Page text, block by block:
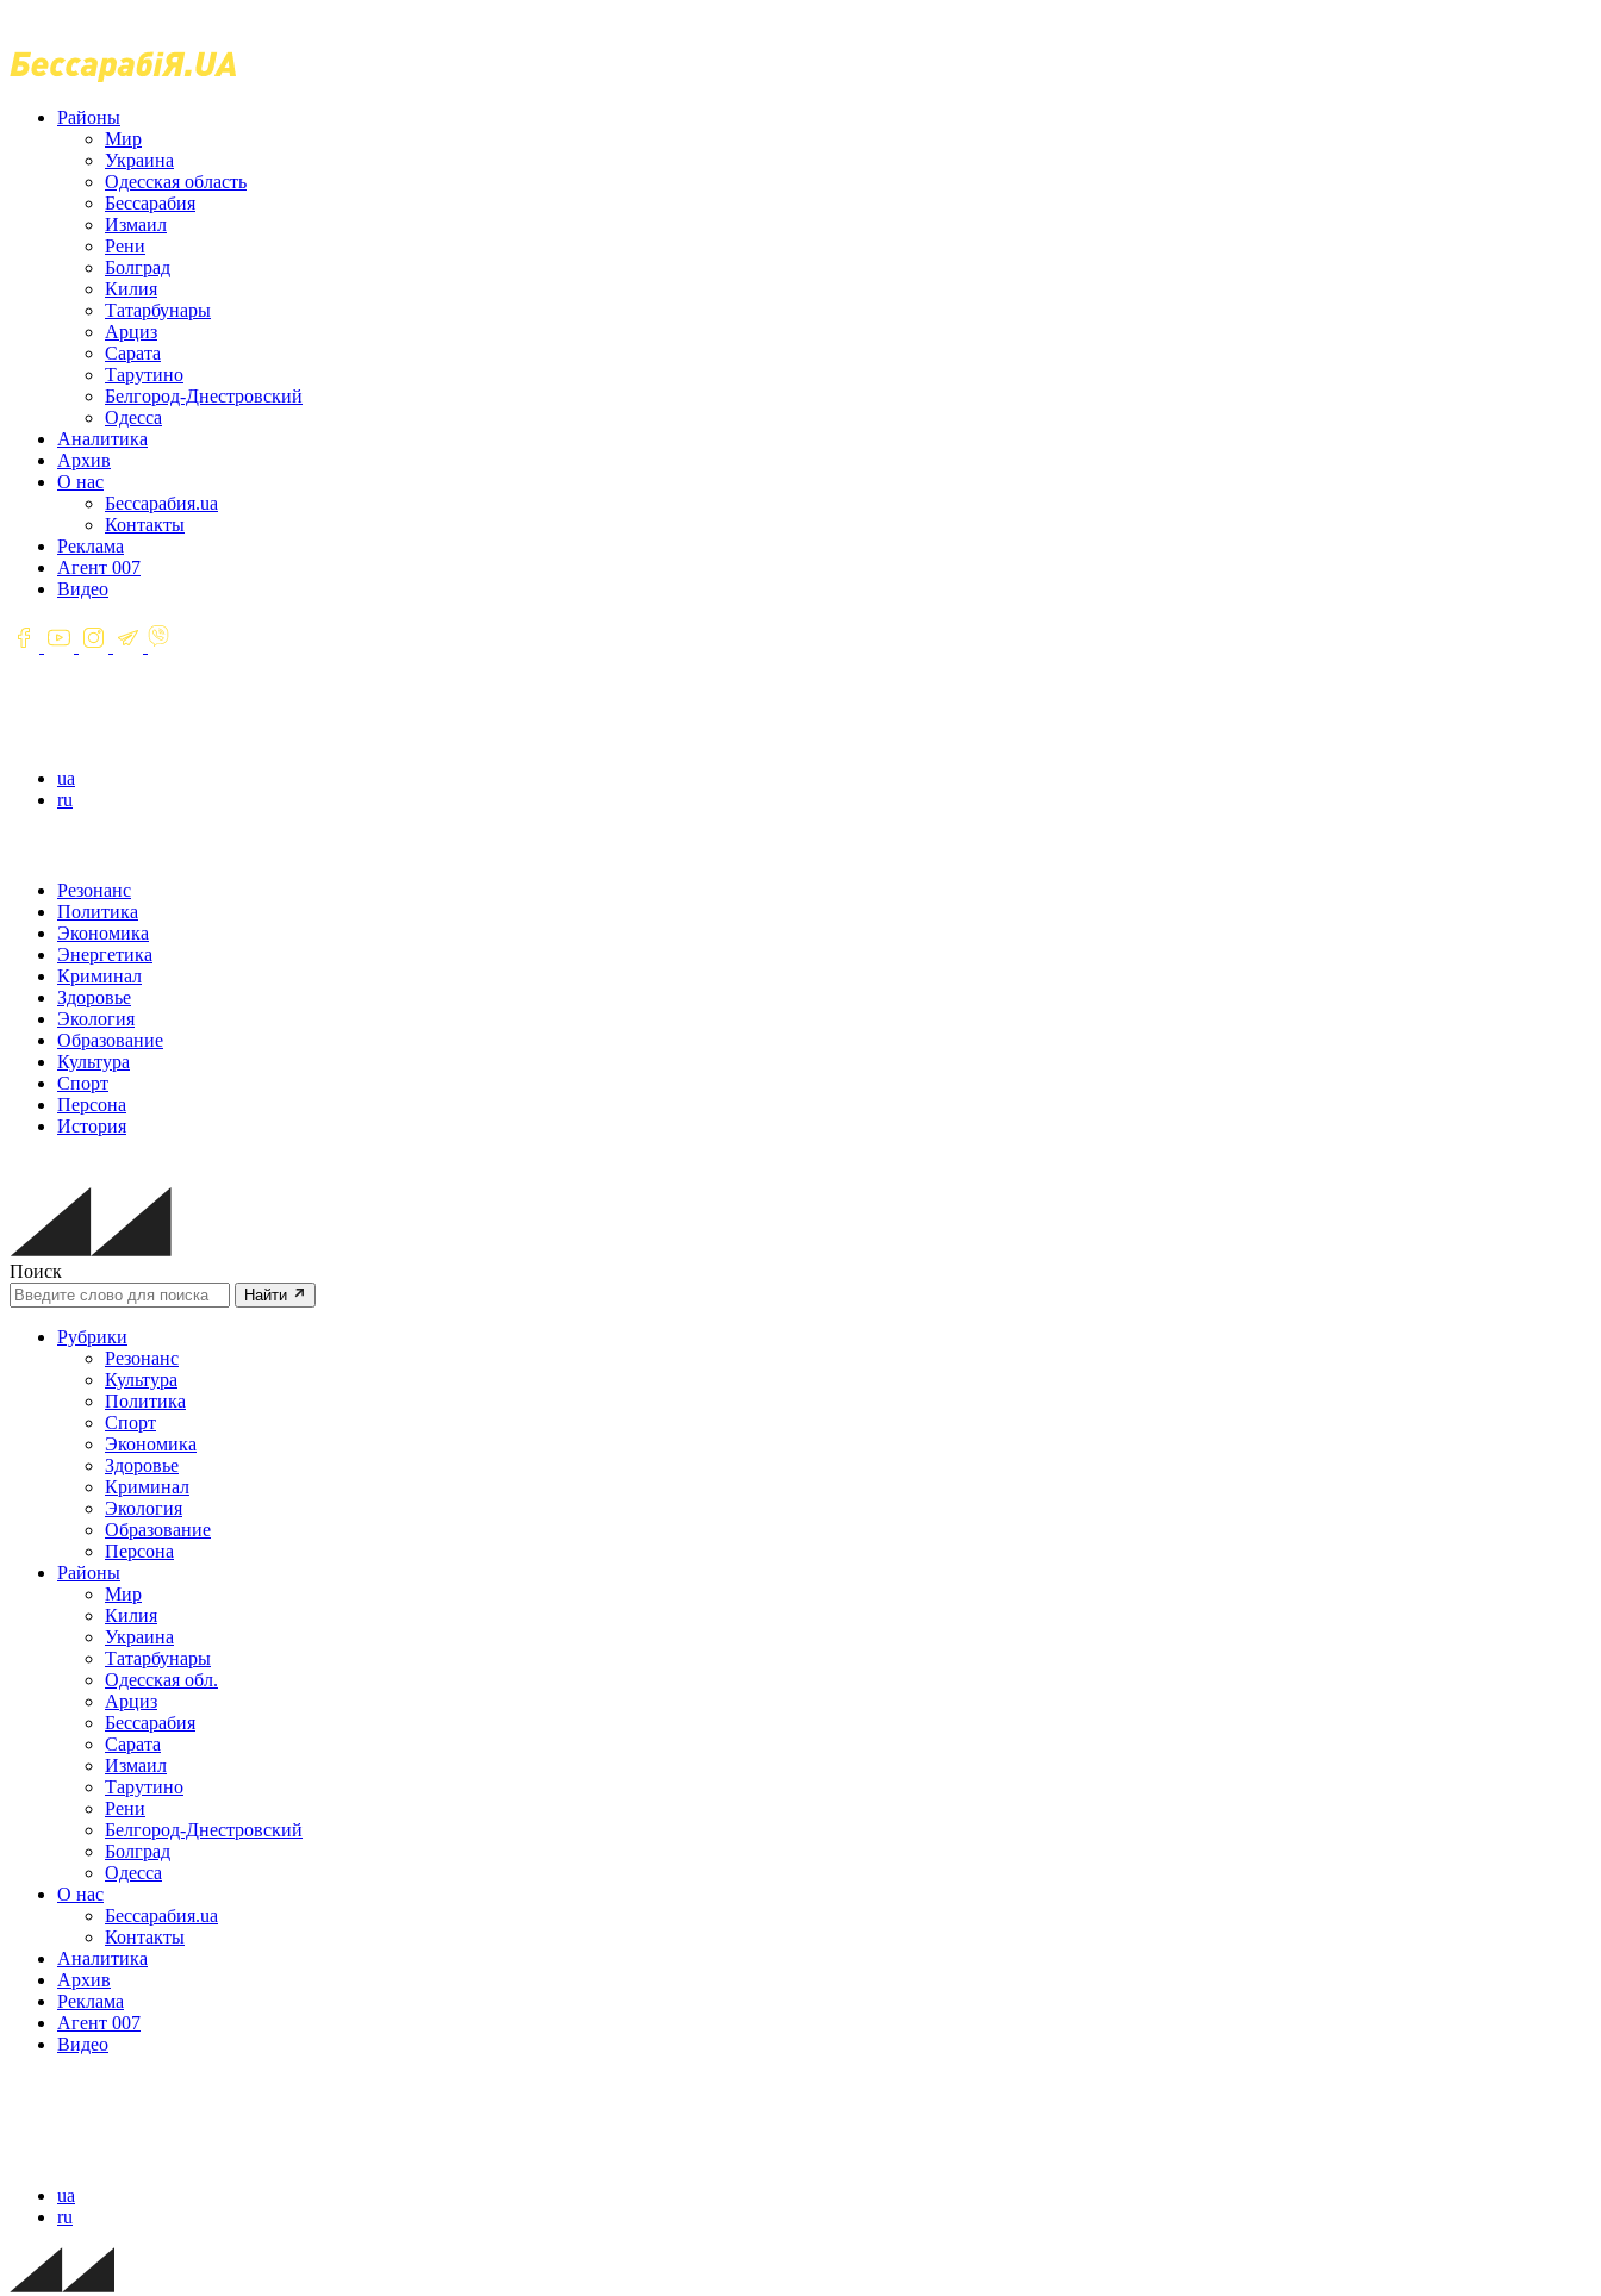
Районы
Мир
Украина
Одесская область
Бессарабия
Измаил
Рени
Болград
Килия
Татарбунары
Арциз
Сарата
Тарутино
Белгород-Днестровский
Одесса
Аналитика
Архив
О нас
Бессарабия.ua
Контакты
Реклама
Агент 007
Видео
ua
ru
Резонанс
Политика
Экономика
Энергетика
Криминал
Здоровье
Экология
Образование
Культура
Спорт
Персона
История
Поиск
Найти
Рубрики
Резонанс
Культура
Политика
Спорт
Экономика
Здоровье
Криминал
Экология
Образование
Персона
Районы
Мир
Килия
Украина
Татарбунары
Одесская обл.
Арциз
Бессарабия
Сарата
Измаил
Тарутино
Рени
Белгород-Днестровский
Болград
Одесса
О нас
Бессарабия.ua
Контакты
Аналитика
Архив
Реклама
Агент 007
Видео
ua
ru